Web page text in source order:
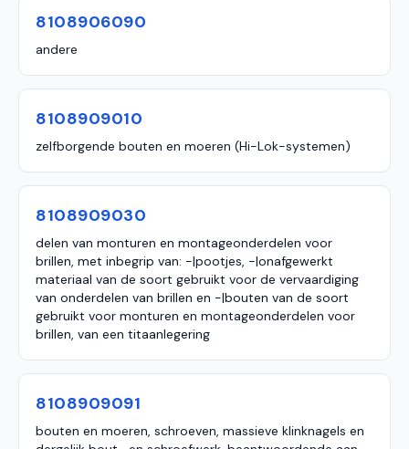
8108906090
andere
8108909010
zelfborgende bouten en moeren (Hi-Lok-systemen)
8108909030
delen van monturen en montageonderdelen voor
brillen, met inbegrip van: -|pootjes, -|onafgewerkt
materiaal van de soort gebruikt voor de vervaardiging
van onderdelen van brillen en -|bouten van de soort
gebruikt voor monturen en montageonderdelen voor
brillen, van een titaanlegering
8108909091
bouten en moeren, schroeven, massieve klinknagels en